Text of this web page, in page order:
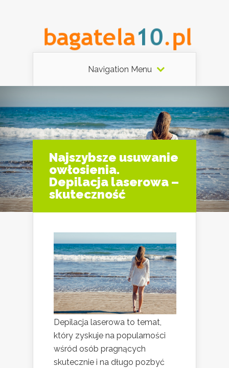
Navigation Menu
Najszybsze usuwanie
owłosienia.
Depilacja laserowa –
skuteczność
Depilacja laserowa to temat,
który zyskuje na popularności
wśród osób pragnących
skutecznie i na długo pozbyć